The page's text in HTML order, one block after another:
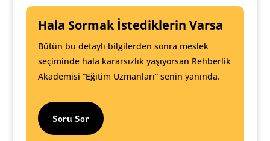
Hala Sormak İstediklerin Varsa
Bütün bu detaylı bilgilerden sonra meslek
seçiminde hala kararsızlık yaşıyorsan Rehberlik
Akademisi “Eğitim Uzmanları” senin yanında.
Soru Sor